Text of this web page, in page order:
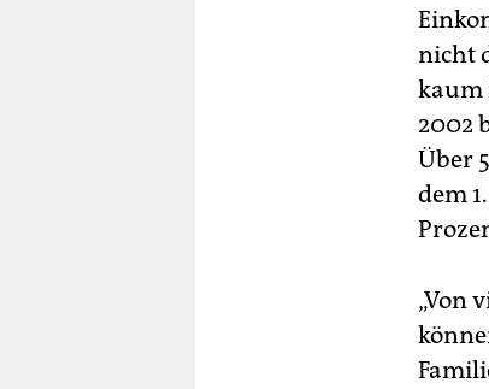
nicht
kaum
2002
Über
dem
„Von